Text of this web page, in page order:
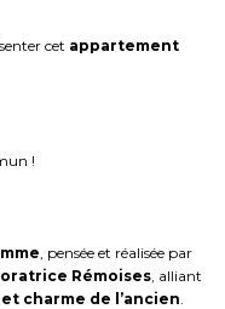
cet appartement
!
, pensée et réalisée par
Rémoises , alliant
charme de l’ancien